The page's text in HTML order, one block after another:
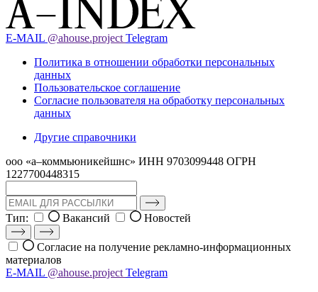
E-MAIL @ahouse.projectTelegram
Политика в отношении обработки персональных
данных
Пользовательское соглашение
Согласие пользователя на обработку персональных
данных
Другие справочники
ооо «а–коммьюникейшнс» ИНН 9703099448 ОГРН
1227700448315
Тип: Вакансий Новостей
Согласие на получение рекламно-информационных
материалов
E-MAIL @ahouse.projectTelegram